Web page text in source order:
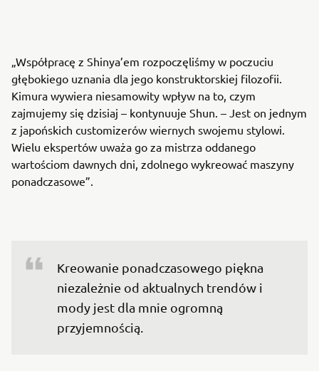
„Współpracę z Shinya’em rozpoczęliśmy w poczuciu
głębokiego uznania dla jego konstruktorskiej filozofii.
Kimura wywiera niesamowity wpływ na to, czym
zajmujemy się dzisiaj – kontynuuje Shun. – Jest on jednym
z japońskich customizerów wiernych swojemu stylowi.
Wielu ekspertów uważa go za mistrza oddanego
wartościom dawnych dni, zdolnego wykreować maszyny
ponadczasowe”.
Kreowanie ponadczasowego piękna
niezależnie od aktualnych trendów i
mody jest dla mnie ogromną
przyjemnością.